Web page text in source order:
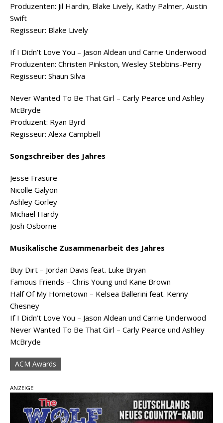
Produzenten: Jil Hardin, Blake Lively, Kathy Palmer, Austin
Swift
Regisseur: Blake Lively
If I Didn’t Love You – Jason Aldean und Carrie Underwood
Produzenten: Christen Pinkston, Wesley Stebbins-Perry
Regisseur: Shaun Silva
Never Wanted To Be That Girl – Carly Pearce und Ashley
McBryde
Produzent: Ryan Byrd
Regisseur: Alexa Campbell
Songschreiber des Jahres
Jesse Frasure
Nicolle Galyon
Ashley Gorley
Michael Hardy
Josh Osborne
Musikalische Zusammenarbeit des Jahres
Buy Dirt – Jordan Davis feat. Luke Bryan
Famous Friends – Chris Young und Kane Brown
Half Of My Hometown – Kelsea Ballerini feat. Kenny
Chesney
If I Didn’t Love You – Jason Aldean und Carrie Underwood
Never Wanted To Be That Girl – Carly Pearce und Ashley
McBryde
ACM Awards
ANZEIGE